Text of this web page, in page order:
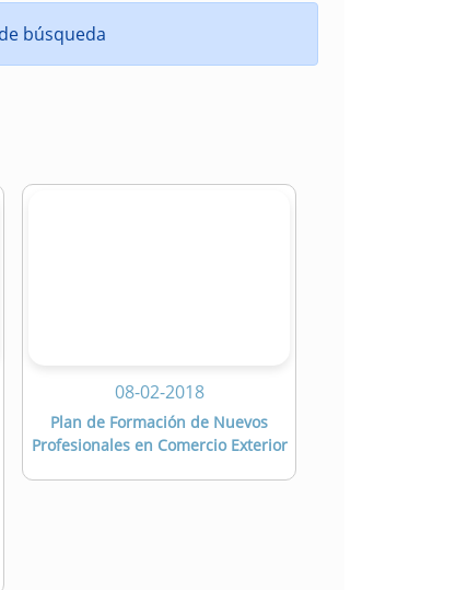
búsqueda
08-02-2018
Plan de Formación de Nuevos
Profesionales en Comercio Exterior